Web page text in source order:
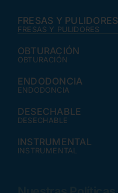
FRESAS Y PULIDORES
FRESAS Y PULIDORES
OBTURACIÓN
OBTURACIÓN
ENDODONCIA
ENDODONCIA
DESECHABLE
DESECHABLE
INSTRUMENTAL
INSTRUMENTAL